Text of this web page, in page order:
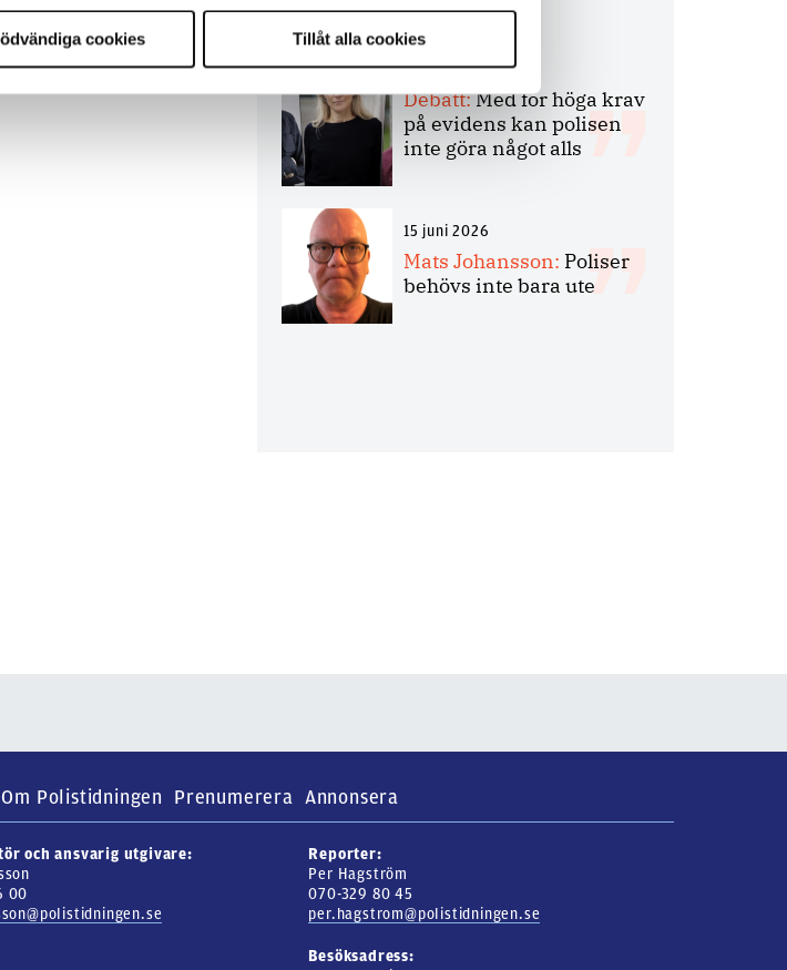
cookies Tillåt alla cookies
7 juli 2026
Debatt:Med för höga krav
på evidens kan polisen
inte göra något alls
15 juni 2026
Mats Johansson: Poliser
behövs inte bara ute
Om Polistidningen Prenumerera Annonsera
och ansvarig utgivare:
00
Reporter:
Per Hagström
070-329 80 45
per.hagstrom@polistidningen.se
Besöksadress: